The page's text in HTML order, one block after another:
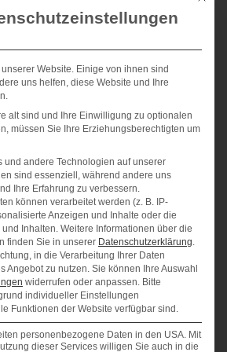
Auskunft zu erhalten. Ferner hat der
und Verordnungsgeber der
werden
oder Kategorien von Empfängern,
worden sind oder noch offengelegt werden,
bei Empfängern in Drittländern oder bei
Organisationen
die geplante Dauer, für die die
Daten gespeichert werden, oder,
möglich ist, die Kriterien für die
dieser Dauer
eines Rechts auf Berichtigung oder
der sie betreffenden personenbezogenen
auf Einschränkung der Verarbeitung durch
oder eines Widerspruchsrechts
Verarbeitung
Website. Einige von ihnen sind
uns helfen, diese Website und Ihre
alt sind und Ihre Einwilligung zu optionalen
müssen Sie Ihre Erziehungsberechtigten um
und andere Technologien auf unserer
sind essenziell, während andere uns
Ihre Erfahrung zu verbessern.
können verarbeitet werden (z. B. IP-
Anzeigen und Inhalte oder die
und Inhalten. Weitere Informationen über die
finden Sie in unserer Datenschutzerklärung.
in die Verarbeitung Ihrer Daten
Angebot zu nutzen. Sie können Ihre Auswahl
widerrufen oder anpassen. Bitte
individueller Einstellungen
Funktionen der Website verfügbar sind.
personenbezogene Daten in den USA. Mit
dieser Services willigen Sie auch in die